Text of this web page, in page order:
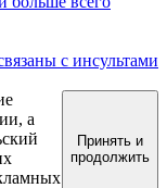
с инсультами
а
Принять и
продолжить